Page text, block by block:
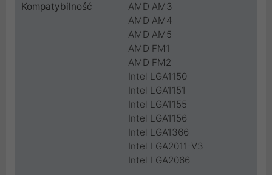
Kompatybilność
AMD AM3
AMD AM4
AMD AM5
AMD FM1
AMD FM2
Intel LGA1150
Intel LGA1151
Intel LGA1155
Intel LGA1156
Intel LGA1366
Intel LGA2011-V3
Intel LGA2066